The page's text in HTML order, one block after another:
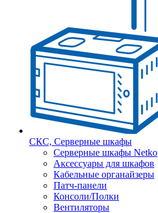
СКС, Серверные шкафы
Серверные шкафы Netko
Аксессуары для шкафов
Кабельные органайзеры
Патч-панели
Консоли/Полки
Вентиляторы